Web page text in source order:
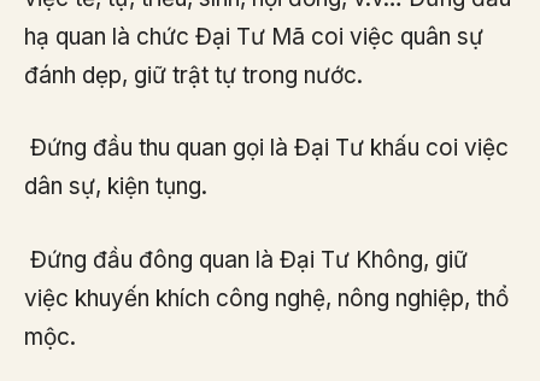
hạ quan là chức Đại Tư Mã coi việc quân sự
đánh dẹp, giữ trật tự trong nước.
Đứng đầu thu quan gọi là Đại Tư khấu coi việc
dân sự, kiện tụng.
Đứng đầu đông quan là Đại Tư Không, giữ
việc khuyến khích công nghệ, nông nghiệp, thổ
mộc.